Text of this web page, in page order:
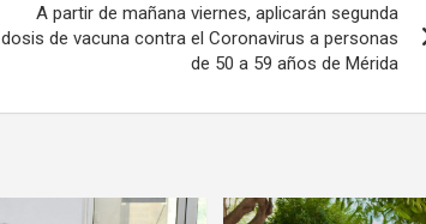
A partir de mañana viernes, aplicarán segunda
dosis de vacuna contra el Coronavirus a personas
de 50 a 59 años de Mérida